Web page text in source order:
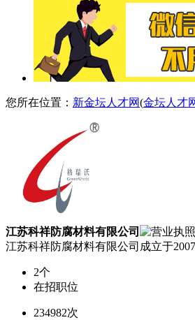
您所在位置： 新金坛人才网(金坛人才
江苏科祥防腐材料有限公司
江苏科祥防腐材料有限公司成立于
2个
在招职位
234982次